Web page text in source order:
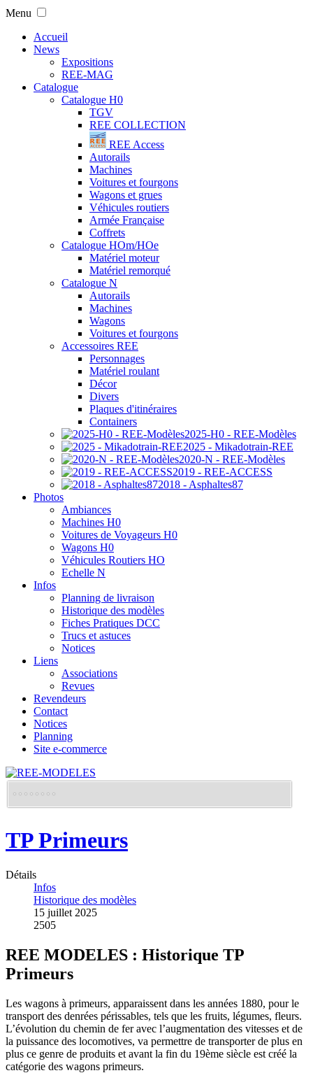
Menu
Accueil
News
Expositions
REE-MAG
Catalogue
Catalogue H0
TGV
REE COLLECTION
REE Access
Autorails
Machines
Voitures et fourgons
Wagons et grues
Véhicules routiers
Armée Française
Coffrets
Catalogue HOm/HOe
Matériel moteur
Matériel remorqué
Catalogue N
Autorails
Machines
Wagons
Voitures et fourgons
Accessoires REE
Personnages
Matériel roulant
Décor
Divers
Plaques d'itinéraires
Containers
2025-H0 - REE-Modèles
2025 - Mikadotrain-REE
2020-N - REE-Modèles
2019 - REE-ACCESS
2018 - Asphaltes87
Photos
Ambiances
Machines H0
Voitures de Voyageurs H0
Wagons H0
Véhicules Routiers HO
Echelle N
Infos
Planning de livraison
Historique des modèles
Fiches Pratiques DCC
Trucs et astuces
Notices
Liens
Associations
Revues
Revendeurs
Contact
Notices
Planning
Site e-commerce
TP Primeurs
Détails
Infos
Historique des modèles
15 juillet 2025
2505
REE MODELES : Historique TP
Primeurs
Les wagons à primeurs, apparaissent dans les années 1880, pour le
transport des denrées périssables, tels que les fruits, légumes, fleurs.
L’évolution du chemin de fer avec l’augmentation des vitesses et de
la puissance des locomotives, va permettre de transporter de plus en
plus ce genre de produits et avant la fin du 19ème siècle est créé la
catégorie des wagons primeurs.